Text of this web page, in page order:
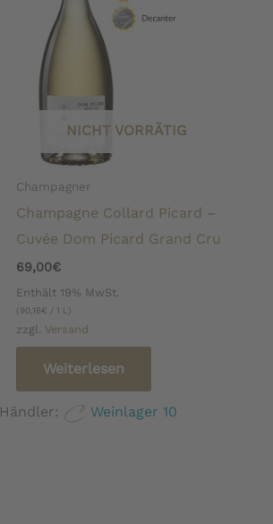
NICHT VORRÄTIG
Champagner
Champagne Collard Picard –
Cuvée Dom Picard Grand Cru
69,00€
Enthält 19% MwSt.
(90,16€ / 1 L)
zzgl. Versand
Weiterlesen
Händler: Weinlager 10